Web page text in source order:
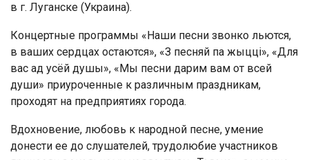
в г. Луганске (Украина).
Концертные программы «Наши песни звонко льются,
в ваших сердцах остаются», «З песняй па жыцці», «Для
вас ад усёй душы», «Мы песни дарим вам от всей
души» приуроченные к различным праздникам,
проходят на предприятиях города.
Вдохновение, любовь к народной песне, умение
донести ее до слушателей, трудолюбие участников